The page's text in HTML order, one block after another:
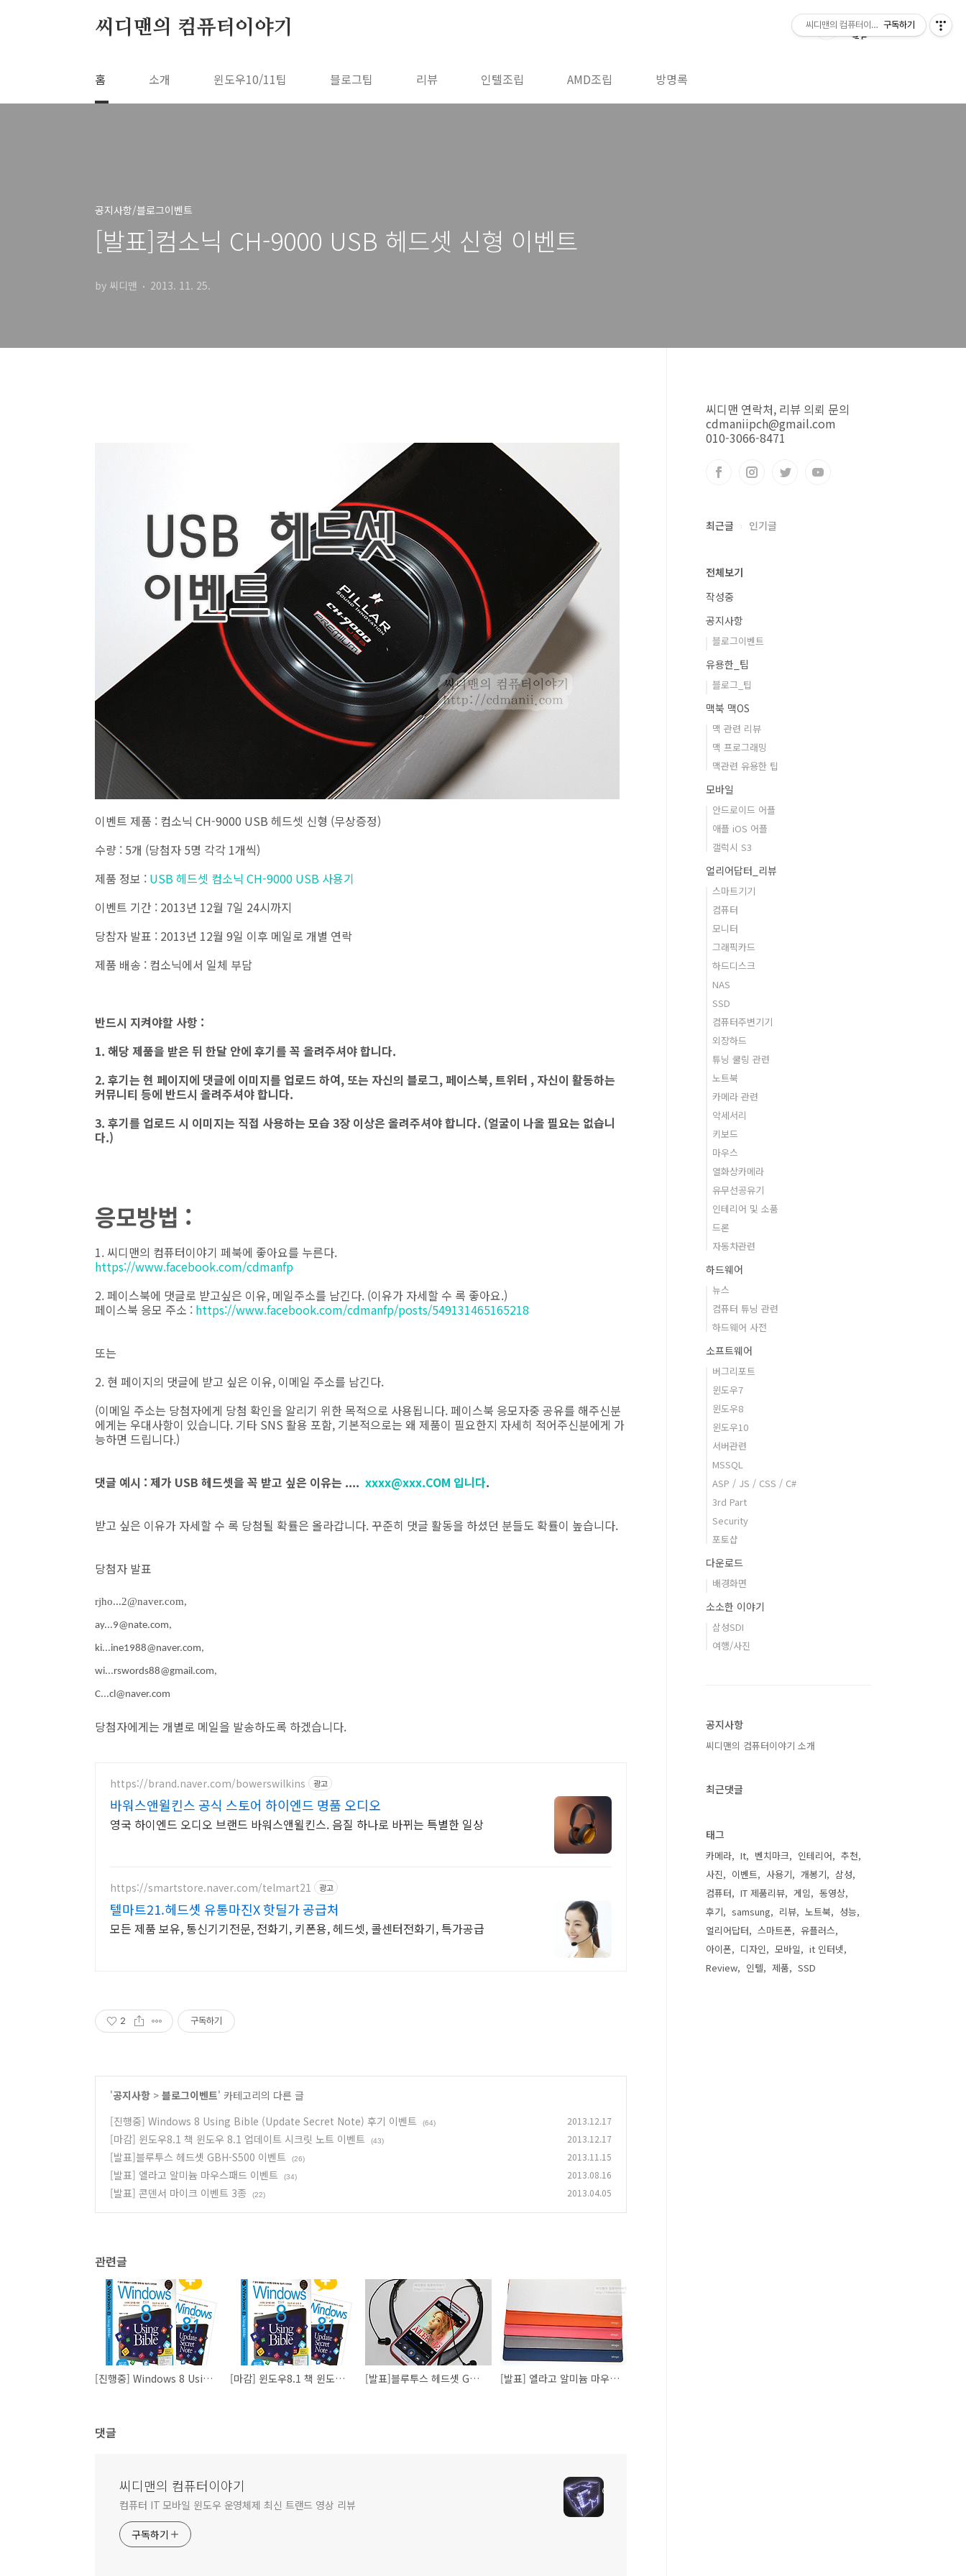
씨디맨의 컴퓨터이야기
홈 소개 윈도우10/11팁 블로그팁 리뷰 인텔조립 AMD조립 방명록
공지사항/블로그이벤트
[발표]컴소닉 CH-9000 USB 헤드셋 신형 이벤트
by 씨디맨 2013. 11. 25.
이벤트 제품 : 컴소닉 CH-9000 USB 헤드셋 신형 (무상증정)
수량 : 5개 (당첨자 5명 각각 1개씩)
제품 정보 : USB 헤드셋 컴소닉 CH-9000 USB 사용기
이벤트 기간 : 2013년 12월 7일 24시까지
당참자 발표 : 2013년 12월 9일 이후 메일로 개별 연락
제품 배송 : 컴소닉에서 일체 부담
반드시 지켜야할 사항 :
1. 해당 제품을 받은 뒤 한달 안에 후기를 꼭 올려주셔야 합니다.
2. 후기는 현 페이지에 댓글에 이미지를 업로드 하여, 또는 자신의 블로그, 페이스북, 트위터 , 자신이 활동하는
커뮤니티 등에 반드시 올려주셔야 합니다.
3. 후기를 업로드 시 이미지는 직접 사용하는 모습 3장 이상은 올려주셔야 합니다. (얼굴이 나올 필요는 없습니
다.)
응모방법 :
1. 씨디맨의 컴퓨터이야기 페북에 좋아요를 누른다.
https://www.facebook.com/cdmanfp
2. 페이스북에 댓글로 받고싶은 이유, 메일주소를 남긴다. (이유가 자세할 수 록 좋아요.)
페이스북 응모 주소 : https://www.facebook.com/cdmanfp/posts/549131465165218
또는
2. 현 페이지의 댓글에 받고 싶은 이유, 이메일 주소를 남긴다.
(이메일 주소는 당첨자에게 당첨 확인을 알리기 위한 목적으로 사용됩니다. 페이스북 응모자중 공유를 해주신분
에게는 우대사항이 있습니다. 기타 SNS 활용 포함, 기본적으로는 왜 제품이 필요한지 자세히 적어주신분에게 가
능하면 드립니다.)
댓글 예시 : 제가 USB 헤드셋을 꼭 받고 싶은 이유는 .... xxxx@xxx.COM 입니다.
받고 싶은 이유가 자세할 수 록 당첨될 확률은 올라갑니다. 꾸준히 댓글 활동을 하셨던 분들도 확률이 높습니다.
당첨자 발표
rjho...2@naver.com,
ay...9@nate.com,
ki...ine1988@naver.com,
wi...rswords88@gmail.com,
C...cl@naver.com
당첨자에게는 개별로 메일을 발송하도록 하겠습니다.
https://brand.naver.com/bowerswilkins 광고
바워스앤윌킨스 공식 스토어 하이엔드 명품 오디오
영국 하이엔드 오디오 브랜드 바워스앤윌킨스. 음질 하나로 바뀌는 특별한 일상
https://smartstore.naver.com/telmart21 광고
텔마트21.헤드셋 유통마진X 핫딜가 공급처
모든 제품 보유, 통신기기전문, 전화기, 키폰용, 헤드셋, 콜센터전화기, 특가공급
2 구독하기
'공지사항 > 블로그이벤트' 카테고리의 다른 글
[진행중] Windows 8 Using Bible (Update Secret Note) 후기 이벤트
(64) 2013.12.17
[마감] 윈도우8.1 책 윈도우 8.1 업데이트 시크릿 노트 이벤트 (43) 2013.12.17
[발표]블루투스 헤드셋 GBH-S500 이벤트 (26) 2013.11.15
[발표] 엘라고 알미늄 마우스패드 이벤트 (34) 2013.08.16
[발표] 콘덴서 마이크 이벤트 3종 (22) 2013.04.05
관련글
[진행중] Windows 8 Using Bible (Update Secret Note) 후기 이벤트 [마감] 윈도우8.1 책 윈도우 8.1 업데이트 시크릿 노트 이벤트 [발표]블루투스 헤드셋 GBH-S500 이벤트 [발표] 엘라고 알미늄 마우스패드 이벤트
댓글
씨디맨의 컴퓨터이야기
컴퓨터 IT 모바일 윈도우 운영체제 최신 트랜드 영상 리뷰
구독하기
씨디맨 연락처, 리뷰 의뢰 문의
cdmaniipch@gmail.com
010-3066-8471
최근글 인기글
전체보기
작성중
공지사항
블로그이벤트
유용한_팁
블로그_팁
맥북 맥OS
맥 관련 리뷰
맥 프로그래밍
맥관련 유용한 팁
모바일
안드로이드 어플
애플 iOS 어플
갤럭시 S3
얼리어답터_리뷰
스마트기기
컴퓨터
모니터
그래픽카드
하드디스크
NAS
SSD
컴퓨터주변기기
외장하드
튜닝 쿨링 관련
노트북
카메라 관련
악세서리
키보드
마우스
열화상카메라
유무선공유기
인테리어 및 소품
드론
자동차관련
하드웨어
뉴스
컴퓨터 튜닝 관련
하드웨어 사전
소프트웨어
버그리포트
윈도우7
윈도우8
윈도우10
서버관련
MSSQL
ASP / JS / CSS / C#
3rd Part
Security
포토샵
다운로드
배경화면
소소한 이야기
삼성SDI
여행/사진
공지사항
씨디맨의 컴퓨터이야기 소개
최근댓글
태그
카메라 It 벤치마크 인테리어
추천
사진
이벤트 사용기 개봉기
삼성
컴퓨터
IT 제품리뷰 게임
동영상
후기
samsung 리뷰 노트북
성능
얼리어답터
스마트폰
유플러스
아이폰
디자인 모바일
it 인터넷
Review
인텔 제품 SSD
씨디맨의 컴퓨터이야기구독하기